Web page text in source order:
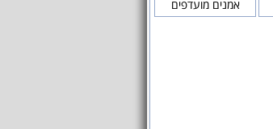
אמנים מועדפים